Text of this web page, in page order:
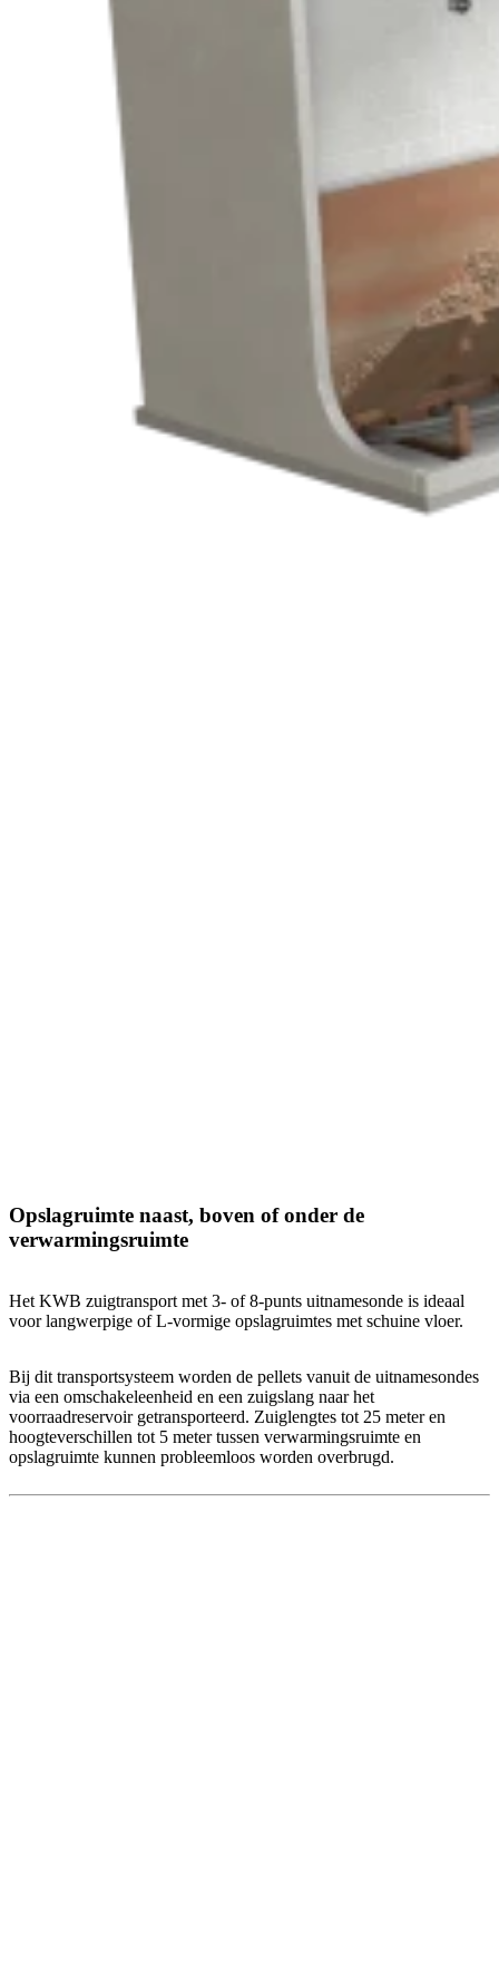
Opslagruimte naast, boven of onder de
verwarmingsruimte
Het KWB zuigtransport met 3- of 8-punts uitnamesonde is ideaal
voor langwerpige of L-vormige opslagruimtes met schuine vloer.
Bij dit transportsysteem worden de pellets vanuit de uitnamesondes
via een omschakeleenheid en een zuigslang naar het
voorraadreservoir getransporteerd. Zuiglengtes tot 25 meter en
hoogteverschillen tot 5 meter tussen verwarmingsruimte en
opslagruimte kunnen probleemloos worden overbrugd.